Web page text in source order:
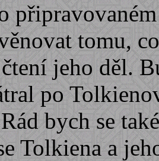
tomu,
jeho děl.
po
bych se
Tolkiena a